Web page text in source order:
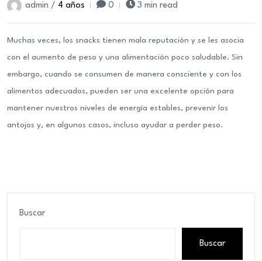
admin / 4 años 0 3 min read
Muchas veces, los snacks tienen mala reputación y se les asocia
con el aumento de peso y una alimentación poco saludable. Sin
embargo, cuando se consumen de manera consciente y con los
alimentos adecuados, pueden ser una excelente opción para
mantener nuestros niveles de energía estables, prevenir los
antojos y, en algunos casos, incluso ayudar a perder peso.
Buscar
Buscar